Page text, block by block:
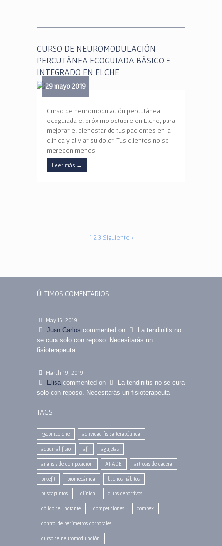
CURSO DE NEUROMODULACIÓN
PERCUTÁNEA ECOGUIADA BÁSICO E
INTEGRADO EN ELCHE.
29 mayo 2019
Curso de neuromodulación percutánea
ecoguiada el próximo octubre en Elche, para
mejorar el bienestar de tus pacientes en la
clínica y aliviar su dolor. Tus clientes no se
merecen menos!
Leer más →
1 2 3 Siguiente ›
ÚLTIMOS COMENTARIOS
May 15, 2019
Juan Carlos commented on
La tendinitis no
se cura solo con reposo. Necesitarás un
fisioterapeuta
March 19, 2019
Elisa commented on
La tendinitis no se cura
solo con reposo. Necesitarás un fisioterapeuta
TAGS
@cbm_elche actividad física terapéutica
acudir al fisio aft agujetas
análisis de composición ARADE artrosis de cadera
bikefit biomecánica buenos hábitos
buscapuntos clínica clubs deportivos
cólico del lactante competiciones compex
control de perímetros corporales
curso de neuromodulación